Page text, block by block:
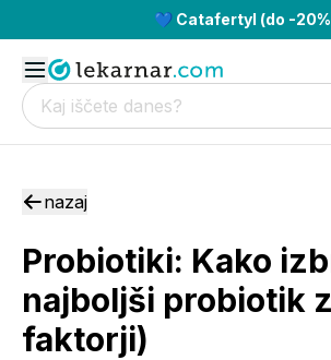
💙 Catafertyl (do -
nazaj
Probiotiki: Kako
najboljši probiotik
faktorji)